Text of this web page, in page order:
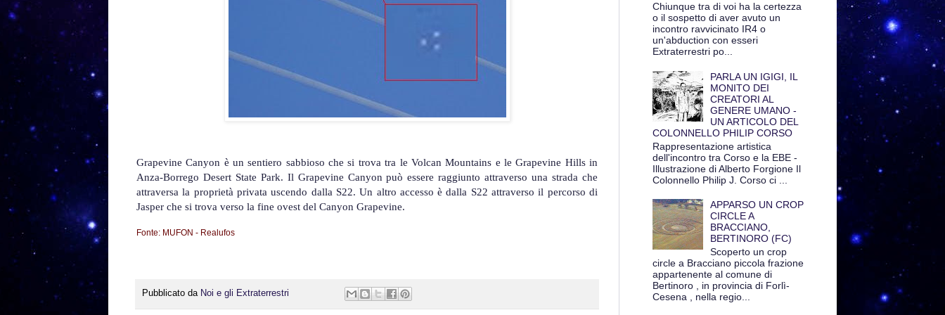
Grapevine Canyon è un sentiero sabbioso che si trova tra le Volcan Mountains e le Grapevine Hills in
Anza-Borrego Desert State Park. Il Grapevine Canyon può essere raggiunto attraverso una strada che
attraversa la proprietà privata uscendo dalla S22. Un altro accesso è dalla S22 attraverso il percorso di
Jasper che si trova verso la fine ovest del Canyon Grapevine.
Fonte: MUFON - Realufos
Pubblicato da Noi e gli Extraterrestri
Chiunque tra di voi ha la certezza
o il sospetto di aver avuto un
incontro ravvicinato IR4 o
un'abduction con esseri
Extraterrestri po...
PARLA UN IGIGI, IL
MONITO DEI
CREATORI AL
GENERE UMANO -
UN ARTICOLO DEL
COLONNELLO PHILIP CORSO
Rappresentazione artistica
dell'incontro tra Corso e la EBE -
Illustrazione di Alberto Forgione Il
Colonnello Philip J. Corso ci ...
APPARSO UN CROP
CIRCLE A
BRACCIANO,
BERTINORO (FC)
Scoperto un crop
circle a Bracciano piccola frazione
appartenente al comune di
Bertinoro , in provincia di Forlì-
Cesena , nella regio...